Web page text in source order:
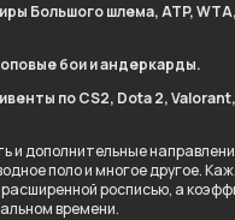
Большого шлема, ATP,
бои и андеркарды.
по CS2, Dota 2,
и дополнительные
поло и многое другое.
росписью, а
времени.